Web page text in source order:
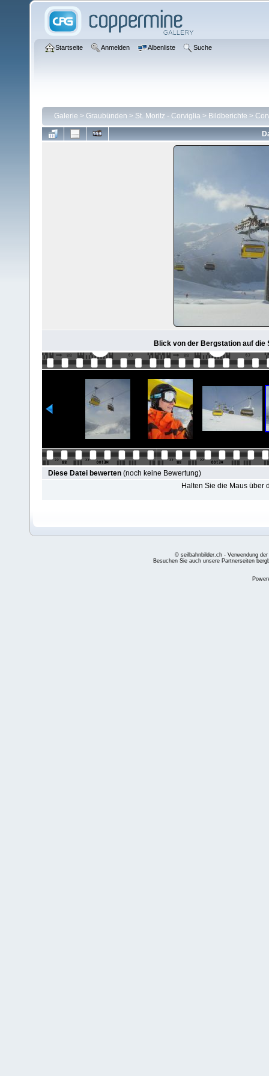
Startseite Anmelden Albenliste Suche
Galerie > Graubünden > St. Moritz - Corviglia > Bildberichte >
Blick von der Bergstation auf die
Diese Datei bewerten (noch keine Bewertung)
Halten Sie die Maus über
© seilbahnbilder.ch - Verwendung
Besuchen Sie auch unsere Partnerseiten